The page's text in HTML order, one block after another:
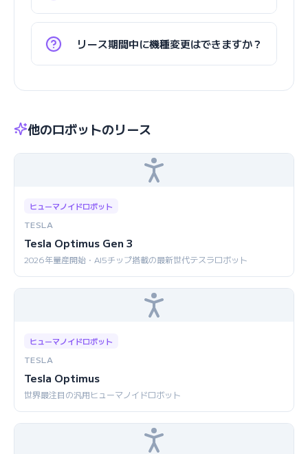
リース期間中に機種変更はできますか？
他のロボットのリース
ヒューマノイドロボット
TESLA
Tesla Optimus Gen 3
2026年量産開始・AI5チップ搭載の最新世代テスラロボット
ヒューマノイドロボット
TESLA
Tesla Optimus
世界最注目の汎用ヒューマノイドロボット